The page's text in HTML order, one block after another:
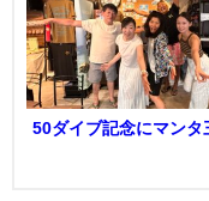
50ダイブ記念にマンタ